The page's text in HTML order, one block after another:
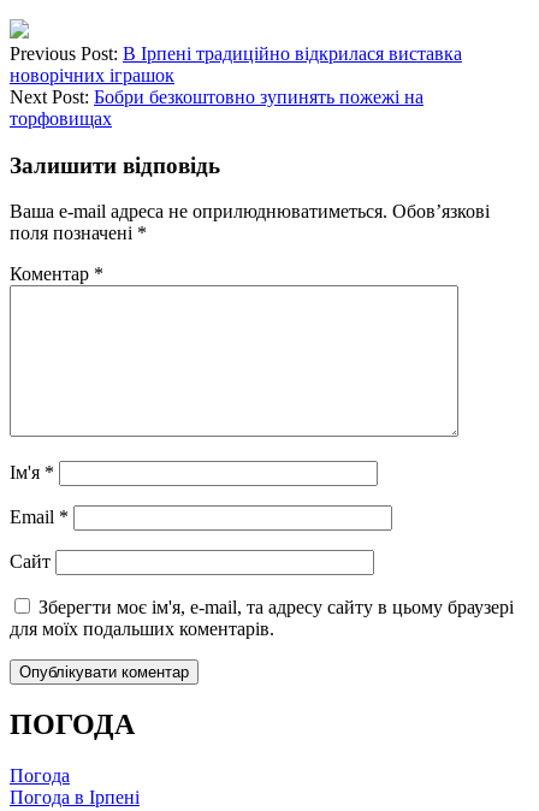
Previous Post: В Ірпені традиційно відкрилася виставка
новорічних іграшок
Next Post: Бобри безкоштовно зупинять пожежі на
торфовищах
Залишити відповідь
Ваша e-mail адреса не оприлюднюватиметься. Обов’язкові
поля позначені *
Коментар *
Ім'я *
Email *
Сайт
Зберегти моє ім'я, e-mail, та адресу сайту в цьому браузері
для моїх подальших коментарів.
ПОГОДА
Погода
Погода в Ірпені